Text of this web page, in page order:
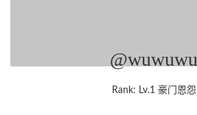
@wuwuwu
Rank: Lv.1 豪门恩怨